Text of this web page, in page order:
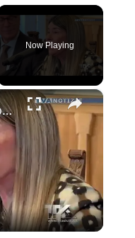
Now Playing
×
Catania. Tutto pronto per festeggiare l’ultimo giorno dell’anno con “Capodanno in Musica” in dirett